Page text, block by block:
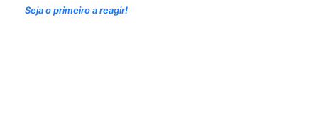
Seja o primeiro a reagir!